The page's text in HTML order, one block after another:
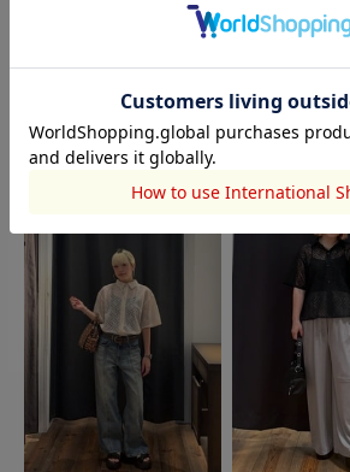
AZUL BY MOUSSY
AZUL BY MOUSSY
167cm